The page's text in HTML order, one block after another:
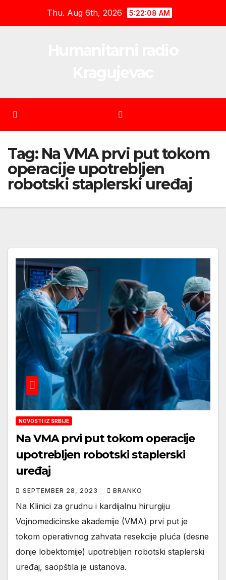
Thu. Aug 6th, 2026 5:22:09 AM
Tag: Na VMA prvi put tokom
operacije upotrebljen
robotski staplerski uređaj
NOVOSTI IZ SRBIJE
Na VMA prvi put tokom operacije
upotrebljen robotski staplerski
uređaj
SEPTEMBER 28, 2023 BRANKO
Na Klinici za grudnu i kardijalnu hirurgiju
Vojnomedicinske akademije (VMA) prvi put je
tokom operativnog zahvata resekcije pluća (desne
donje lobektomije) upotrebljen robotski staplerski
uređaj, saopštila je ustanova.